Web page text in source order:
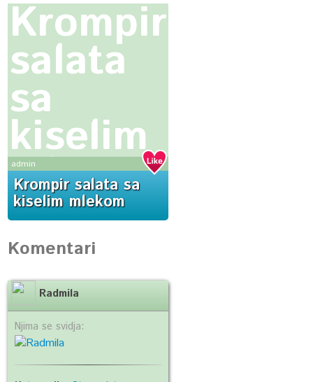
Krompir
salata
sa
kiselim
mlekom
admin
Krompir salata sa
kiselim mlekom
Komentari
Radmila
Njima se svidja: